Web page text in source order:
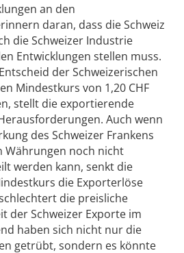
an den
daran, dass die Schweiz
die Schweizer Industrie
Entwicklungen stellen muss.
der Schweizerischen
Mindestkurs von 1,20 CHF
stellt die exportierende
Auch wenn
des Schweizer Frankens
Währungen noch nicht
werden kann, senkt die
die Exporterlöse
die preisliche
der Schweizer Exporte im
haben sich nicht nur die
getrübt, sondern es könnte